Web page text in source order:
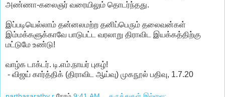
அண்ணா-கலைஞர் வரையிலும் தொடர்ந்தது.
இப்படியெல்லாம் தன்னலமற்ற தனிப்பெரும் தலைவன்கள்
இம்மக்களுக்காவே பாடுபட்ட வரலாறு திராவிட இயக்கத்திற்கு
மட்டுமே உண்டு!
வாழ்க டாக்டர். டி.எம்.நாயர் புகழ்!
- விஜய் கார்த்திக் (திராவிட ஆய்வு) முகநூல் பதிவு, 1.7.20